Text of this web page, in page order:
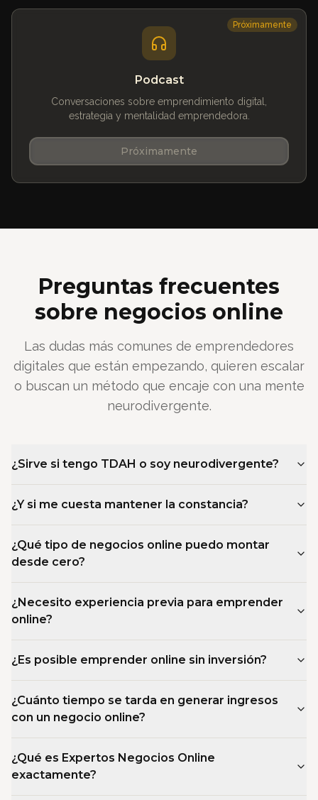
Próximamente
Podcast
Conversaciones sobre emprendimiento digital,
estrategia y mentalidad emprendedora.
Próximamente
Preguntas frecuentes
sobre negocios online
Las dudas más comunes de emprendedores
digitales que están empezando, quieren escalar
o buscan un método que encaje con una mente
neurodivergente.
¿Sirve si tengo TDAH o soy neurodivergente?
¿Y si me cuesta mantener la constancia?
¿Qué tipo de negocios online puedo montar
desde cero?
¿Necesito experiencia previa para emprender
online?
¿Es posible emprender online sin inversión?
¿Cuánto tiempo se tarda en generar ingresos
con un negocio online?
¿Qué es Expertos Negocios Online
exactamente?